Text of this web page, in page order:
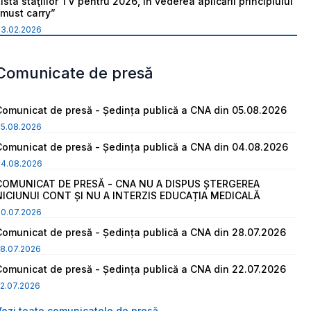
carry”
de presă
de presă - Ședința publică a CNA din 05.08.2026
de presă - Ședința publică a CNA din 04.08.2026
DE PRESĂ - CNA NU A DISPUS ȘTERGEREA
CONT ȘI NU A INTERZIS EDUCAȚIA MEDICALĂ
de presă - Ședința publică a CNA din 28.07.2026
de presă - Ședința publică a CNA din 22.07.2026